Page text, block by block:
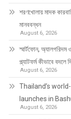
শরণখোলায় মাদক
মানববন্ধন
August 6, 2026
স্মার্টফোন,
প্ল্যাটফর্ম কীভাবে বদলে
August 6, 2026
Thailand’s
launches in
August 6, 2026